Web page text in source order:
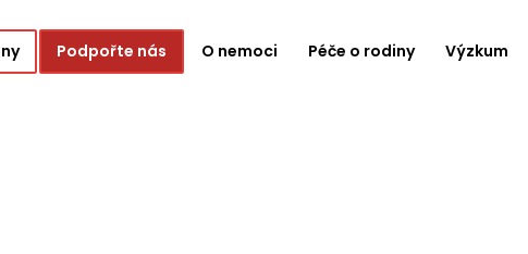
Podpořte nás O nemoci Péče o rodiny Výzkum